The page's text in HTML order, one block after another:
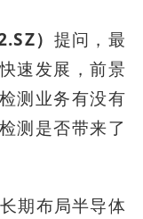
） 提问，最
速发展，前景
测业务有没有
测是否带来了
期布局半导体